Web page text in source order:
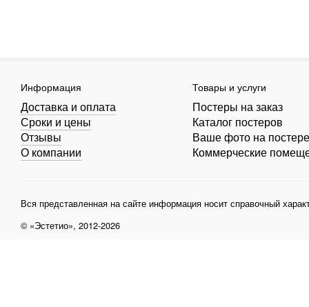
Информация
Доставка и оплата
Сроки и цены
Отзывы
О компании
Товары и услуги
Постеры на заказ
Каталог постеров
Ваше фото на постере
Коммерческие
Вся представленная на сайте информация носит справочный
© «Эстетио», 2012-2026